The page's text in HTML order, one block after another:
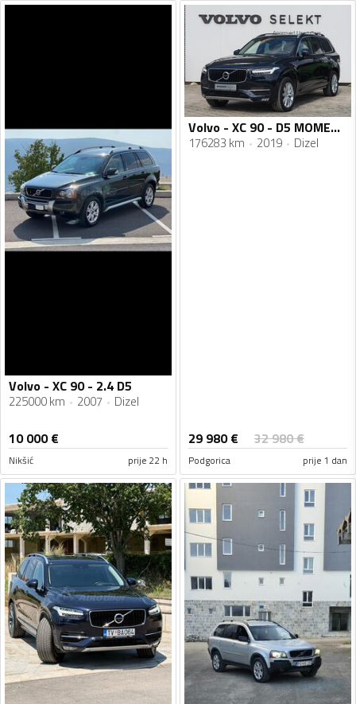
Volvo - XC 90 - 2.4 D5
225000 km 2007 Dizel
10 000€
Nikšić prije 22 h
Volvo - XC 90 - D5 MOMENTUM AWD
176283 km 2019 Dizel
29 980€ 32 980€
Podgorica prije 1 dan